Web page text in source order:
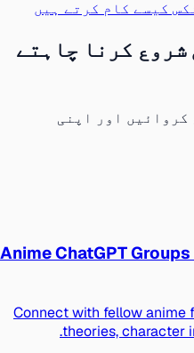
کرنا چاہتے
اور اپنی
Anime ChatGPT
Connect with fellow
theories, character